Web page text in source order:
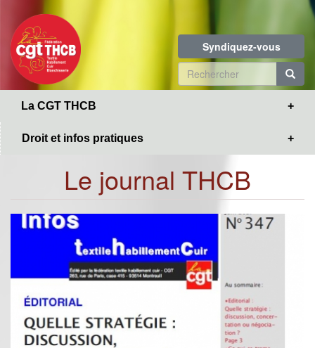
contenu
principal
Syndiquez-vous
Formulaire
de
La CGT THCB
Droit et infos pratiques
Le journal THCB